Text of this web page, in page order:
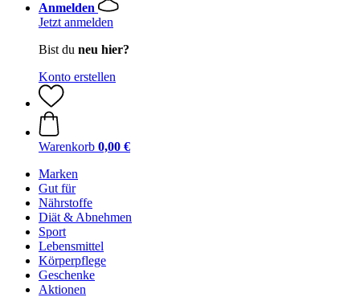
Anmelden
Jetzt anmelden
Bist du neu hier?
Konto erstellen
Warenkorb 0,00 €
Marken
Gut für
Nährstoffe
Diät & Abnehmen
Sport
Lebensmittel
Körperpflege
Geschenke
Aktionen